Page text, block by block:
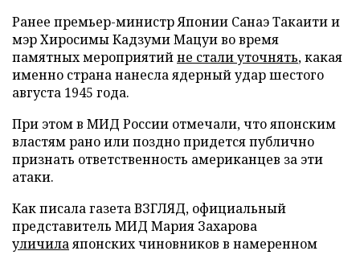
Ранее премьер-министр Японии Санаэ Такаити и
мэр Хиросимы Кадзуми Мацуи во время
памятных мероприятийне стали уточнять, какая
именно страна нанесла ядерный удар шестого
августа 1945 года.
При этом в МИД России отмечали, что японским
властям рано или поздно придется публично
признать ответственность американцев за эти
атаки.
Как писала газета ВЗГЛЯД, официальный
представитель МИД Мария Захарова
уличилаяпонских чиновников в намеренном